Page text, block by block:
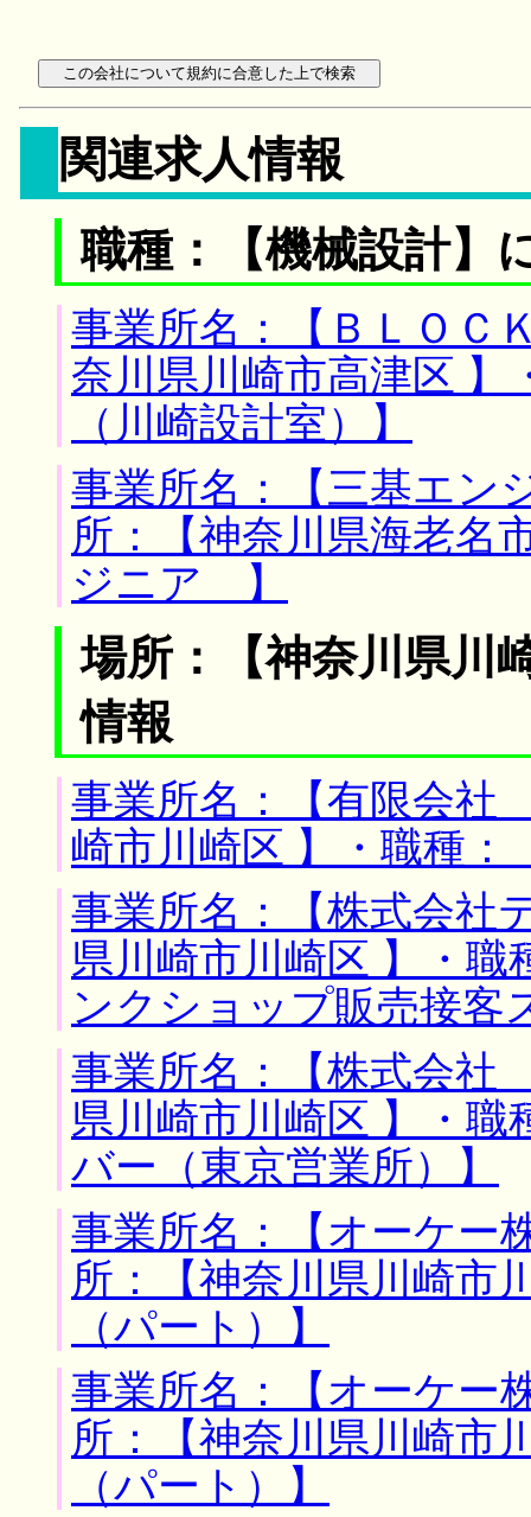
関連求人情報
職種：【機械設計】
事業所名：【ＢＬＯＣ
奈川県川崎市高津区 】
（川崎設計室）】
事業所名：【三基エ
所：【神奈川県海老名
ジニア 】
場所：【神奈川県川
情報
事業所名：【有限会社
崎市川崎区 】・職種
事業所名：【株式会社
県川崎市川崎区 】・
ンクショップ販売接客
事業所名：【株式会社
県川崎市川崎区 】・
バー（東京営業所）】
事業所名：【オーケ
所：【神奈川県川崎市
（パート）】
事業所名：【オーケ
所：【神奈川県川崎市
（パート）】